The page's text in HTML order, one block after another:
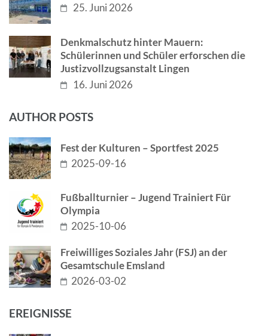
25. Juni 2026
Denkmalschutz hinter Mauern:
Schülerinnen und Schüler erforschen die
Justizvollzugsanstalt Lingen
16. Juni 2026
AUTHOR POSTS
Fest der Kulturen – Sportfest 2025
2025-09-16
Fußballturnier – Jugend Trainiert Für
Olympia
2025-10-06
Freiwilliges Soziales Jahr (FSJ) an der
Gesamtschule Emsland
2026-03-02
EREIGNISSE